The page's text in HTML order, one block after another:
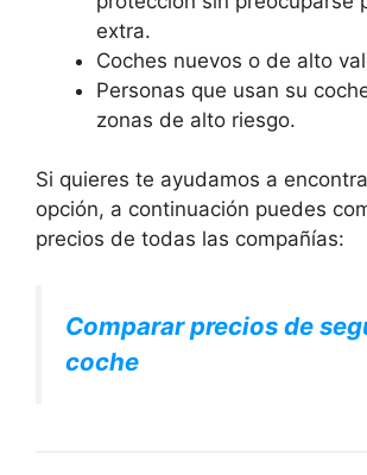
extra.
Coches nuevos o de alto
Personas que usan su
zonas de alto riesgo.
Si quieres te ayudamos a
opción, a continuación puedes
precios de todas las compañías:
Comparar precios de
coche